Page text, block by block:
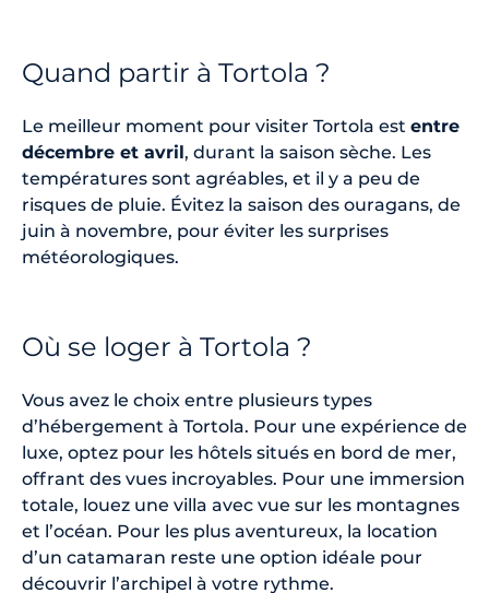
Quand partir à Tortola ?
Le meilleur moment pour visiter Tortola est entre
décembre et avril, durant la saison sèche. Les
températures sont agréables, et il y a peu de
risques de pluie. Évitez la saison des ouragans, de
juin à novembre, pour éviter les surprises
météorologiques.
Où se loger à Tortola ?
Vous avez le choix entre plusieurs types
d’hébergement à Tortola. Pour une expérience de
luxe, optez pour les hôtels situés en bord de mer,
offrant des vues incroyables. Pour une immersion
totale, louez une villa avec vue sur les montagnes
et l’océan. Pour les plus aventureux, la location
d’un catamaran reste une option idéale pour
découvrir l’archipel à votre rythme.